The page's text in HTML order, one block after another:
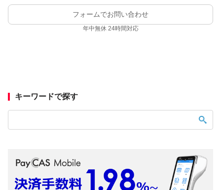
フォームでお問い合わせ
年中無休 24時間対応
キーワードで探す